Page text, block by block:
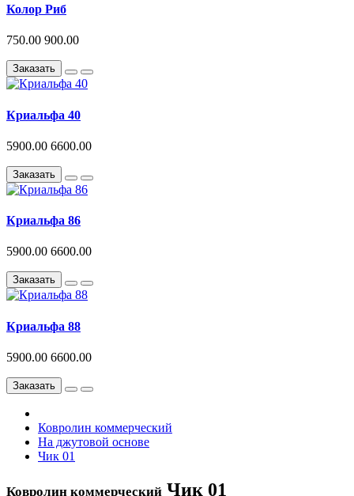
Колор Риб
750.00 900.00
Заказать
Криальфа 40
5900.00 6600.00
Заказать
Криальфа 86
5900.00 6600.00
Заказать
Криальфа 88
5900.00 6600.00
Заказать
Ковролин коммерческий
На джутовой основе
Чик 01
Ковролин коммерческий Чик 01